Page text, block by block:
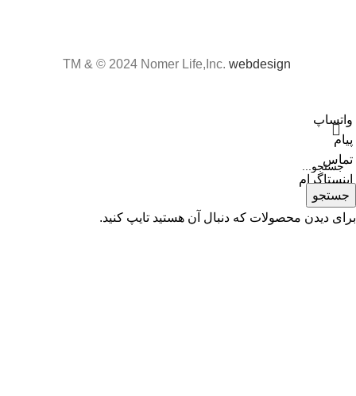
webdesign
جستجو
برای دیدن محصولات که دنبال آن هستید تایپ کنید.
واتساپ
پیام
تماس
اینستاگرام